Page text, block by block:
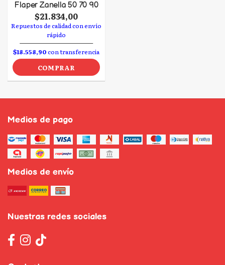
Flaper Zanella 50 70 90
$21.834,00
Repuestos de calidad con envío
rápido
$18.558,90con transferencia
COMPRAR
Medios de pago
Medios de envío
Nuestras redes sociales